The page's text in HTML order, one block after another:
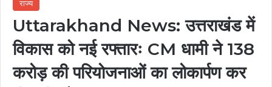
राज्य
Uttarakhand News: उत्तराखंड में
विकास को नई रफ्तारः CM धामी ने 138
करोड़ की परियोजनाओं का लोकार्पण कर